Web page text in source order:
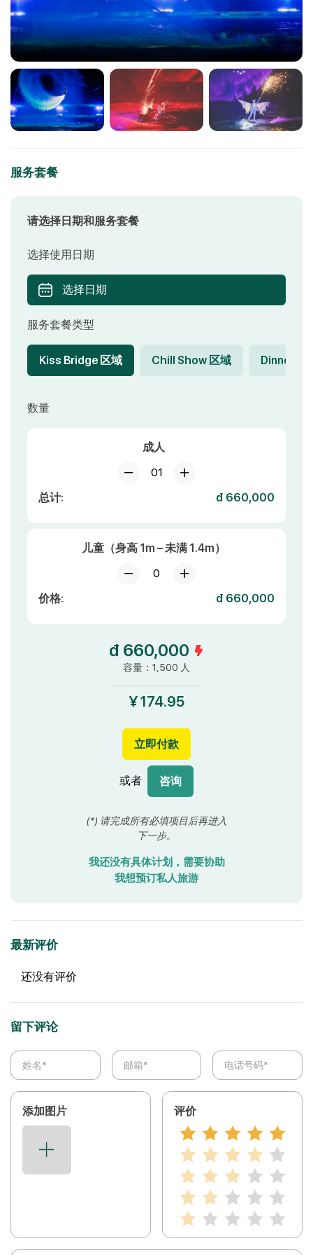
服务套餐
请选择日期和服务套餐
选择使用日期
选择日期
服务套餐类型
Kiss Bridge 区域 Chill Show 区域 Dinner
数量
成人
01
总计:
đ 660,000
儿童（身高 1m – 未满 1.4m）
0
价格:
đ 660,000
đ 660,000
容量：1,500 人
¥ 174.95
立即付款
或者 咨询
(*) 请完成所有必填项目后再进入
下一步。
我还没有具体计划，需要协助
我想预订私人旅游
最新评价
还没有评价
留下评论
添加图片 评价